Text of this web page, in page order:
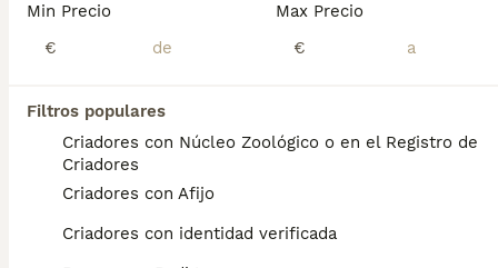
Min Precio
€
Max Precio
€
Filtros populares
Criadores con Núcleo Zoológico o en el Registro de
Criadores
Criadores con Afijo
Criadores con identidad verificada
¿Qué es la raza Chesapeake
Bay Retriever?
El Retriever de Chesapeake —en inglés: